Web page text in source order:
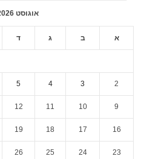
אוגוסט 2026
א ב ג ד
2
3
4
5
9
10
11
12
16
17
18
19
23
24
25
26